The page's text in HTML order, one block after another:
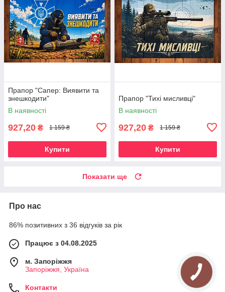
Прапор "Сапер: Виявити та
знешкодити"
В наявності
927,20 ₴ 1 159 ₴
Купити
Прапор "Тихі мисливці"
В наявності
927,20 ₴ 1 159 ₴
Купити
Показати ще
Про нас
86% позитивних з 36 відгуків за рік
Працює з 04.08.2025
м. Запоріжжя
Запоріжжя, Україна
Контакти